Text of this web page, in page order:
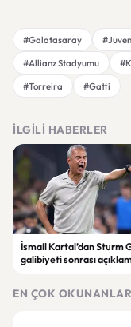
#Galatasaray
#Allianz Stadyumu
#Torreira
#Gatti
İLGILI HABERLER
İsmail Kartal’dan Sturm
galibiyeti sonrası
EN ÇOK OKUNANLAR